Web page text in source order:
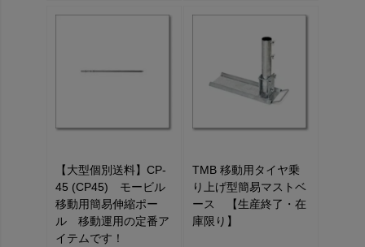
【大型個別送料】CP-
45 (CP45) モービル
移動用簡易伸縮ポー
ル 移動運用の定番ア
イテムです！
TMB 移動用タイヤ乗
り上げ型簡易マストベ
ース 【生産終了・在
庫限り】